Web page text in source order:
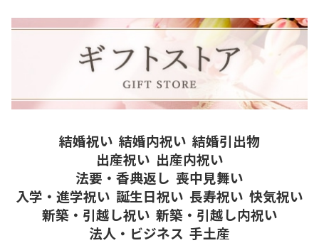
結婚祝い 結婚内祝い 結婚引出物
出産祝い 出産内祝い
法要・香典返し 喪中見舞い
入学・進学祝い 誕生日祝い 長寿祝い 快気祝い
新築・引越し祝い 新築・引越し内祝い
法人・ビジネス 手土産